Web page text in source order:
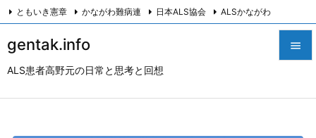
gentak.info
ALS患者高野元の日常と思考と回想

ともいき憲章 かながわ難病連 日本ALS協会 ALSかながわ